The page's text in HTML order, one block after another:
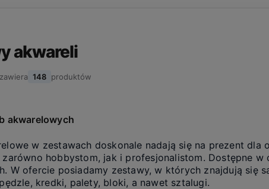
akwareli
148 produktów
akwarelowych
w zestawach doskonale nadają się na prezent dla
zarówno hobbystom, jak i profesjonalistom. Dostępne
W ofercie posiadamy zestawy, w których znajdują się
kredki, palety, bloki, a nawet sztalugi.